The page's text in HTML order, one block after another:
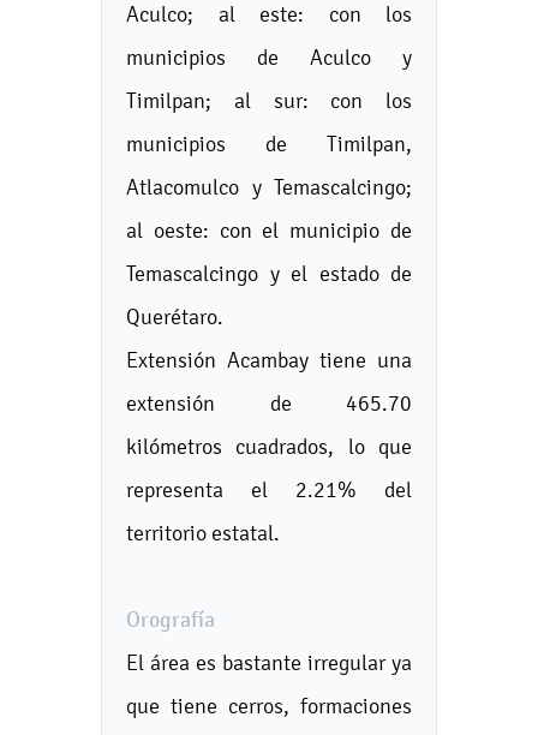
Aculco; al este: con los
municipios de Aculco y
Timilpan; al sur: con los
municipios de Timilpan,
Atlacomulco y Temascalcingo;
al oeste: con el municipio de
Temascalcingo y el estado de
Querétaro.
Extensión Acambay tiene una
extensión de 465.70
kilómetros cuadrados, lo que
representa el 2.21% del
territorio estatal.
Orografía
El área es bastante irregular ya
que tiene cerros, formaciones